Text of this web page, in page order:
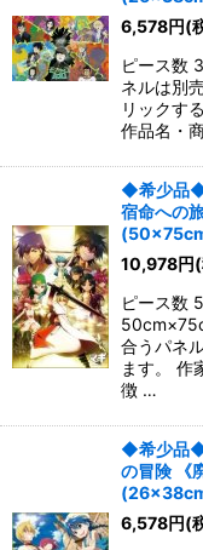
6,578円(
ピース数
ネルは別
リックす
作品名・
◆希少品
宿命への
10,978円
ピース数
合うパネ
ます。 作
徴 …
◆希少品
の冒険 《
6,578円(